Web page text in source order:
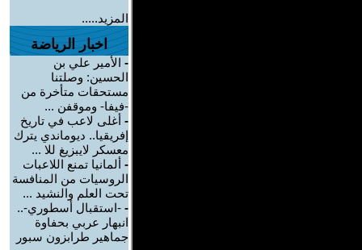
المزيد.....
اخبار الرياضة
- الأمير علي بن
الحسين: وصلتنا
مستحقات متأخرة من
-فيفا- وموقفن ...
- أغلى لاعب في تاريخ
إفريقيا.. ديوماندي يترك
معسكر لايبزيغ للا ...
- ألمانيا تمنع اللاعبات
الروسيات من المنافسة
تحت العلم والنشيد ...
- -استقبال أسطوري-..
انبهار عربي بحفاوة
جماهير طرابزون سبور